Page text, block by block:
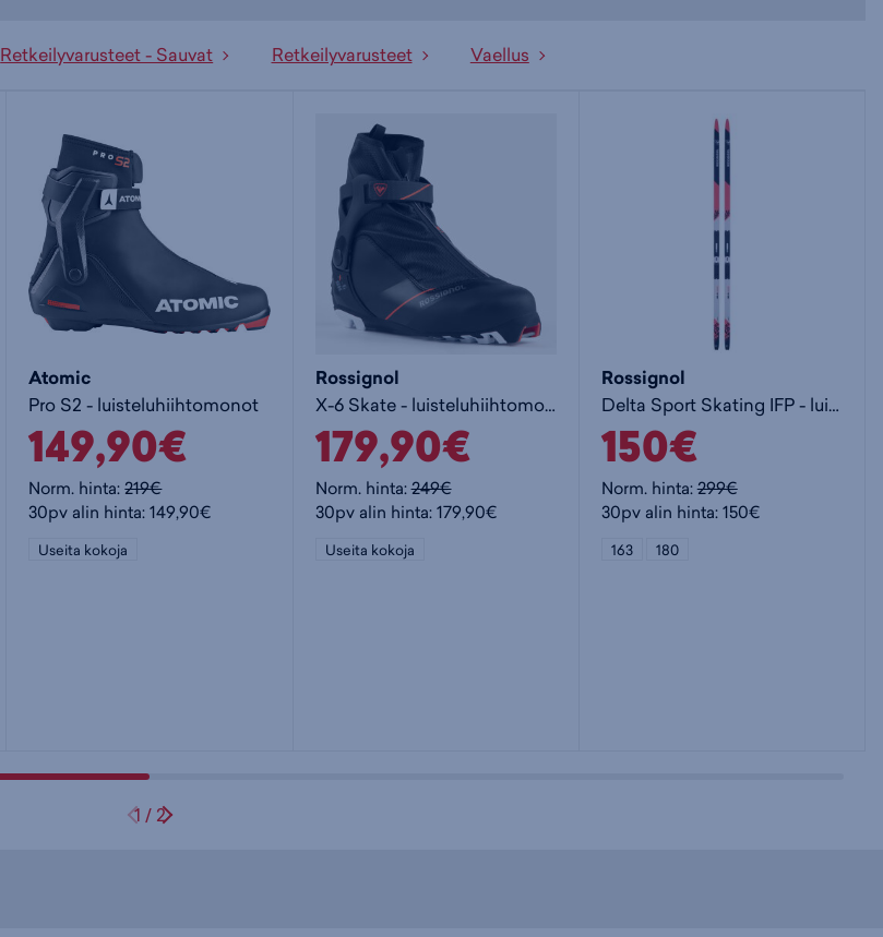
Retkeilyvarusteet - Sauvat Retkeilyvarusteet Vaellus
Atomic
Pro S2 - luisteluhiihtomonot
149,90€
Norm. hinta:219€
30pv alin hinta: 149,90€
Useita kokoja
Rossignol
X-6 Skate - luisteluhiihtomonot
179,90€
Norm. hinta:249€
30pv alin hinta: 179,90€
Useita kokoja
Rossignol
Delta Sport Skating IFP - luistelusukset
150€
Norm. hinta:299€
30pv alin hinta: 150€
163 180
1 / 2